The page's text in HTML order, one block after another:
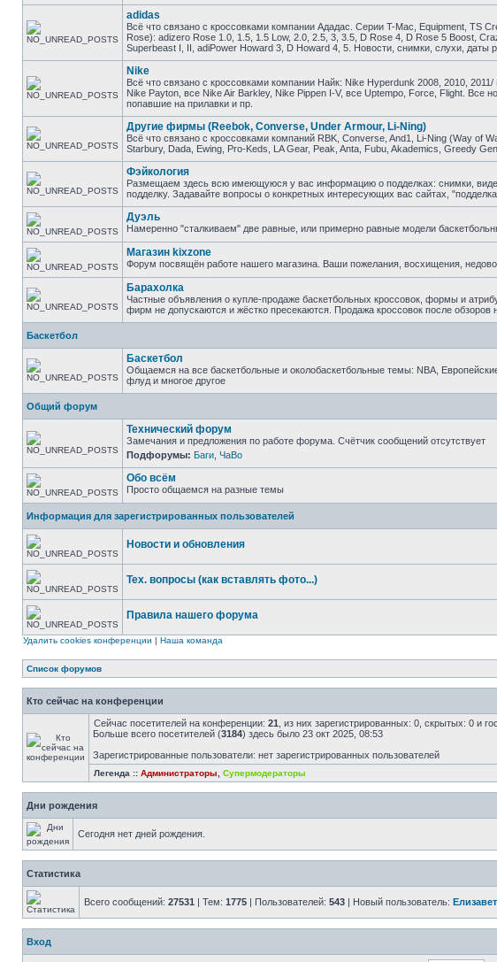
adidas
Всё что связано с кроссовками компании Ададас. Серии T-Mac, Equipment, TS
Rose): adizero Rose 1.0, 1.5, 1.5 Low, 2.0, 2.5, 3, 3.5, D Rose 4, D Rose 5 Boost,
Superbeast I, II, adiPower Howard 3, D Howard 4, 5. Новости, снимки, слухи, даты
Nike
Всё что связано с кроссовками компании Найк: Nike Hyperdunk 2008, 2010,
Nike Payton, все Nike Air Barkley, Nike Pippen I-V, все Uptempo, Force, Flight.
попавшие на прилавки и пр.
Другие фирмы (Reebok, Converse, Under Armour, Li-Ning)
Всё что связано с кроссовками компаний RBK, Converse, And1, Li-Ning (Way of
Starbury, Dada, Ewing, Pro-Keds, LA Gear, Peak, Anta, Fubu, Akademics, Greedy
Фэйкология
Размещаем здесь всю имеющуюся у вас информацию о подделках: снимки,
подделку. Задавайте вопросы о конкретных интересующих вас сайтах, "подделка
Дуэль
Намеренно "сталкиваем" две равные, или примерно равные модели
Магазин kixzone
Форум посвящён работе нашего магазина. Ваши пожелания, восхищения,
Барахолка
Частные объявления о купле-продаже баскетбольных кроссовок, формы и
фирм не допускаются и жёстко пресекаются. Продажа кроссовок после обзоров
Баскетбол
Баскетбол
Общаемся на все баскетбольные и околобаскетбольные темы: NBA,
флуд и многое другое
Общий форум
Технический форум
Замечания и предложения по работе форума. Счётчик сообщений отсутствует
Подфорумы: Баги ЧаВо
Обо всём
Просто общаемся на разные темы
Информация для зарегистрированных пользователей
Новости и обновления
Тех. вопросы (как вставлять фото...)
Правила нашего форума
Удалить cookies конференции | Наша команда
Список форумов
Кто сейчас на конференции
Сейчас посетителей на конференции: 21 , из них зарегистрированных: 0, скрытых: 0 и
Больше всего посетителей (3184) здесь было 23 окт 2025, 08:53
Зарегистрированные пользователи: нет зарегистрированных пользователей
Легенда :: Администраторы Супермодераторы
Дни рождения
Сегодня нет дней рождения.
Статистика
Всего сообщений: 27531 | Тем: 1775 | Пользователей: 543 | Новый пользователь:
Вход